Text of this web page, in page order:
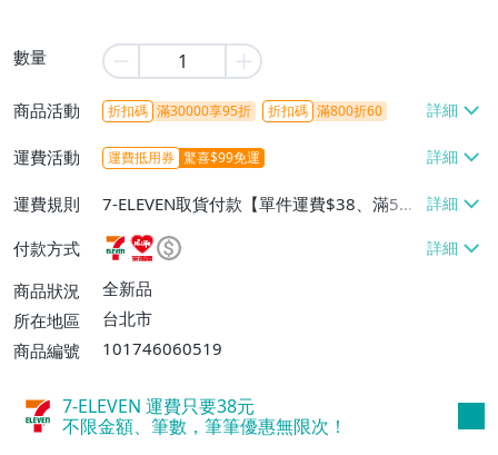
數量
商品活動 折扣碼 滿30000享95折 折扣碼 滿800折60
運費活動 運費抵用券 驚喜$99免運
運費規則
7-ELEVEN取貨付款【單件運費$38、滿5件
或消費滿$1298免運費】、7-ELEVEN取貨
不付款【免運費】、萊爾富取貨付款【單件
運費$60、滿5件或消費滿$1298免運
費】、宅配/貨運【單件運費$120、滿5件
付款方式
商品狀況
全新品
所在地區
台北市
商品編號
101746060519
7-ELEVEN 運費只要38元
不限金額、筆數，筆筆優惠無限次！